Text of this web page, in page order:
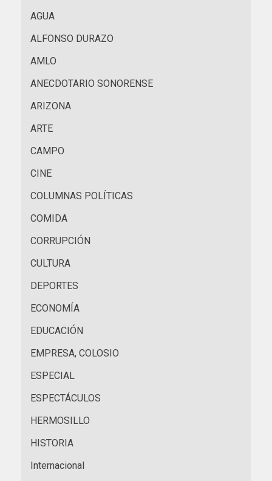
AGUA
ALFONSO DURAZO
AMLO
ANECDOTARIO SONORENSE
ARIZONA
ARTE
CAMPO
CINE
COLUMNAS POLÍTICAS
COMIDA
CORRUPCIÓN
CULTURA
DEPORTES
ECONOMÍA
EDUCACIÓN
EMPRESA, COLOSIO
ESPECIAL
ESPECTÁCULOS
HERMOSILLO
HISTORIA
Internacional